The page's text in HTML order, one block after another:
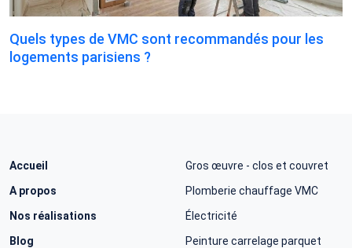
Quels types de VMC sont recommandés pour les
logements parisiens ?
Accueil
A propos
Nos réalisations
Blog
Gros œuvre - clos et couvret
Plomberie chauffage VMC
Électricité
Peinture carrelage parquet